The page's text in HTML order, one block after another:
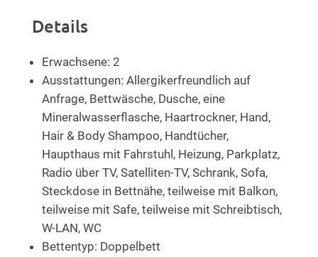
Details
Erwachsene: 2
Ausstattungen: Allergikerfreundlich auf
Anfrage, Bettwäsche, Dusche, eine
Mineralwasserflasche, Haartrockner, Hand,
Hair & Body Shampoo, Handtücher,
Haupthaus mit Fahrstuhl , Heizung, Parkplatz,
Radio über TV, Satelliten-TV, Schrank, Sofa,
Steckdose in Bettnähe, teilweise mit Balkon,
teilweise mit Safe, teilweise mit Schreibtisch,
W-LAN, WC
Bettentyp: Doppelbett